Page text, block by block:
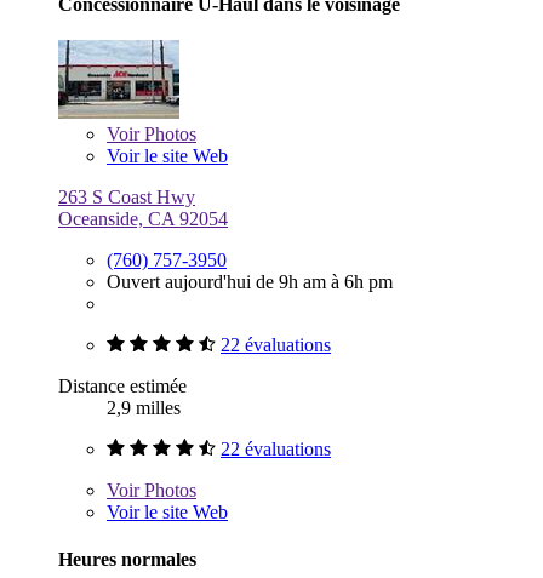
Concessionnaire U-Haul dans le voisinage
VoirPhotos
Voir le site Web
263 S Coast Hwy
Oceanside, CA 92054
(760) 757-3950
Ouvert aujourd'hui de 9h am à 6h pm
22 évaluations
Distance estimée
2,9 milles
22 évaluations
VoirPhotos
Voir le site Web
Heures normales